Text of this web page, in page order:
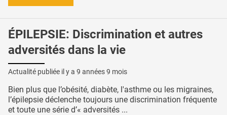
ÉPILEPSIE: Discrimination et autres
adversités dans la vie
Actualité publiée il y a 9 années 9 mois
Bien plus que l’obésité, diabète, l'asthme ou les migraines,
l’épilepsie déclenche toujours une discrimination fréquente
et toute une série d’« adversités ...